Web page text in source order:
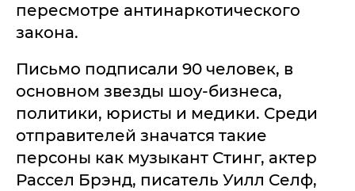
пересмотре антинаркотического
закона.
Письмо подписали 90 человек, в
основном звезды шоу-бизнеса,
политики, юристы и медики. Среди
отправителей значатся такие
персоны как музыкант Стинг, актер
Рассел Брэнд, писатель Уилл Селф,